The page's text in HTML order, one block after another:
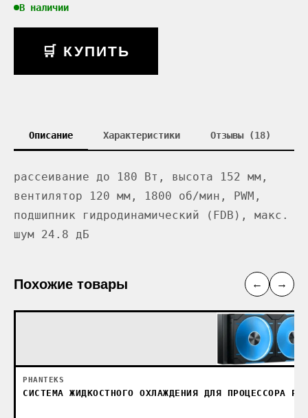
В наличии
🛒 КУПИТЬ
Описание Характеристики Отзывы (18)
рассеивание до 180 Вт, высота 152 мм,
вентилятор 120 мм, 1800 об/мин, PWM,
подшипник гидродинамический (FDB), макс.
шум 24.8 дБ
Похожие товары ← →
PHANTEKS
СИСТЕМА ЖИДКОСТНОГО ОХЛАЖДЕНИЯ ДЛЯ ПРОЦЕССОРА